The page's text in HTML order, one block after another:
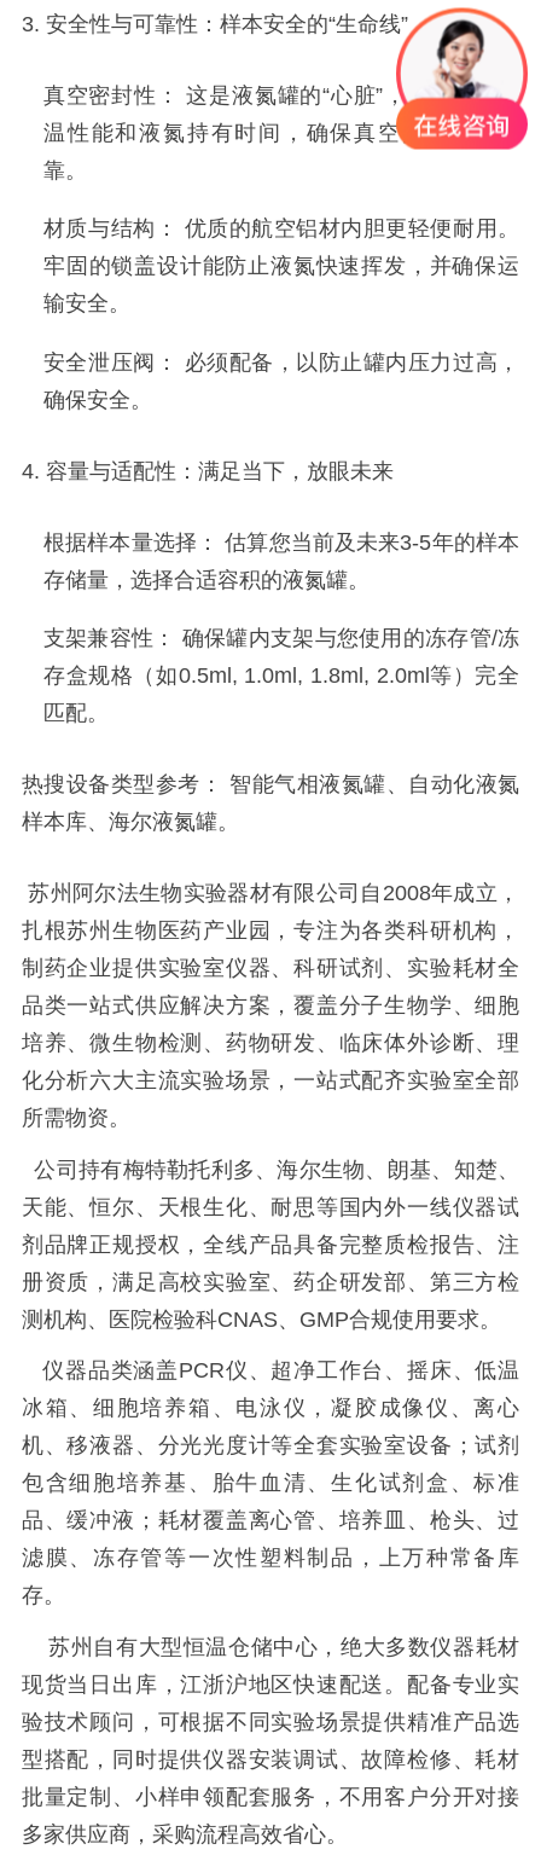
3. 安全性与可靠性：样本安全的“生命线”
真空密封性： 这是液氮罐的“心脏”，决定了其保
温性能和液氮持有时间，确保真空技术成熟可
靠。
材质与结构： 优质的航空铝材内胆更轻便耐用。
牢固的锁盖设计能防止液氮快速挥发，并确保运
输安全。
安全泄压阀： 必须配备，以防止罐内压力过高，
确保安全。
4. 容量与适配性：满足当下，放眼未来
根据样本量选择： 估算您当前及未来3-5年的样本
存储量，选择合适容积的液氮罐。
支架兼容性： 确保罐内支架与您使用的冻存管/冻
存盒规格（如0.5ml, 1.0ml, 1.8ml, 2.0ml等）完全
匹配。
热搜设备类型参考： 智能气相液氮罐、自动化液氮
样本库、海尔液氮罐。
苏州阿尔法生物实验器材有限公司自2008年成立，
扎根苏州生物医药产业园，专注为各类科研机构，
制药企业提供实验室仪器、科研试剂、实验耗材全
品类一站式供应解决方案，覆盖分子生物学、细胞
培养、微生物检测、药物研发、临床体外诊断、理
化分析六大主流实验场景，一站式配齐实验室全部
所需物资。
公司持有梅特勒托利多、海尔生物、朗基、知楚、
天能、恒尔、天根生化、耐思等国内外一线仪器试
剂品牌正规授权，全线产品具备完整质检报告、注
册资质，满足高校实验室、药企研发部、第三方检
测机构、医院检验科CNAS、GMP合规使用要求。
仪器品类涵盖PCR仪、超净工作台、摇床、低温
冰箱、细胞培养箱、电泳仪，凝胶成像仪、离心
机、移液器、分光光度计等全套实验室设备；试剂
包含细胞培养基、胎牛血清、生化试剂盒、标准
品、缓冲液；耗材覆盖离心管、培养皿、枪头、过
滤膜、冻存管等一次性塑料制品，上万种常备库
存。
苏州自有大型恒温仓储中心，绝大多数仪器耗材
现货当日出库，江浙沪地区快速配送。配备专业实
验技术顾问，可根据不同实验场景提供精准产品选
型搭配，同时提供仪器安装调试、故障检修、耗材
批量定制、小样申领配套服务，不用客户分开对接
多家供应商，采购流程高效省心。